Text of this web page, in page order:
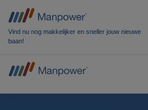
Vind nu nog makkelijker en sneller jouw nieuwe
baan!